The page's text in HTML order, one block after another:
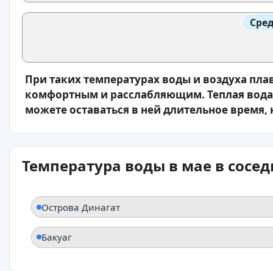
При таких температурах воды и воздуха
комфортным и расслабляющим. Теплая вода
можете оставаться в ней длительное время,
Температура воды в мае в
Острова Динагат
Бакуаг